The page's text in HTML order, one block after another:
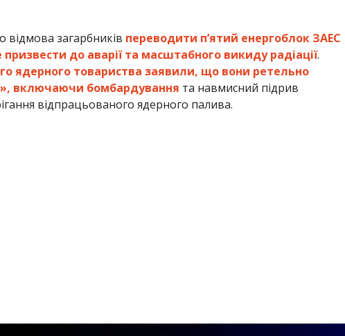
загарбників переводити п’ятий енергоблок ЗАЕС
до аварії та масштабного викиду радіації.
ядерного товариства заявили, що вони ретельно
включаючи бомбардування та навмисний підрив
відпрацьованого ядерного палива.